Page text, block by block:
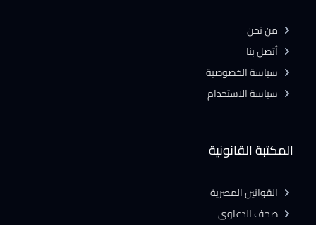
المكتبة القانونية
القوانين المصرية
صحف الدعاوى
من نحن
أتصل بنا
سياسة الخصوصية
سياسة الاستخدام